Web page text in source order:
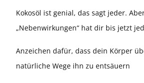
Kokosöl ist genial, das sagt jeder.
„Nebenwirkungen“ hat dir bis jetzt
Anzeichen dafür, dass dein Körper
natürliche Wege ihn zu entsäuern